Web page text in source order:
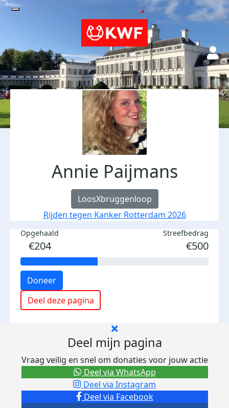
Annie Paijmans
LoosXbruggenloop
Rijden tegen Kanker Rotterdam 2026
Opgehaald
€204
Streefbedrag
€500
Doneer
Deel deze pagina
Deel mijn pagina
Vraag veilig en snel om donaties voor jouw actie
Deel via Facebook
Deel via Instagram
Deel via WhatsApp